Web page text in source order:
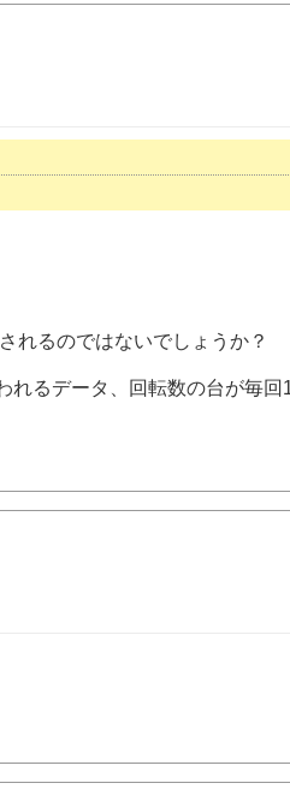
れるのではないでしょうか？
れるデータ、回転数の台が毎回